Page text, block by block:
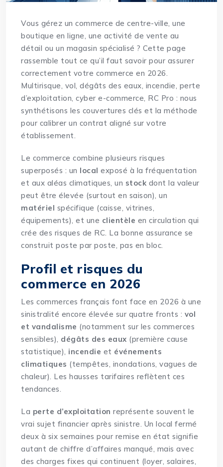
Vous gérez un commerce de centre-ville, une
boutique en ligne, une activité de vente au
détail ou un magasin spécialisé ? Cette page
rassemble tout ce qu’il faut savoir pour assurer
correctement votre commerce en 2026.
Multirisque, vol, dégâts des eaux, incendie, perte
d’exploitation, cyber e-commerce, RC Pro : nous
synthétisons les couvertures clés et la méthode
pour calibrer un contrat aligné sur votre
établissement.
Le commerce combine plusieurs risques
superposés : un local exposé à la fréquentation
et aux aléas climatiques, un stock dont la valeur
peut être élevée (surtout en saison), un
matériel spécifique (caisse, vitrines,
équipements), et une clientèle en circulation qui
crée des risques de RC. La bonne assurance se
construit poste par poste, pas en bloc.
Profil et risques du
commerce en 2026
Les commerces français font face en 2026 à une
sinistralité encore élevée sur quatre fronts : vol
et vandalisme (notamment sur les commerces
sensibles), dégâts des eaux (première cause
statistique), incendie et événements
climatiques (tempêtes, inondations, vagues de
chaleur). Les hausses tarifaires reflètent ces
tendances.
La perte d’exploitation représente souvent le
vrai sujet financier après sinistre. Un local fermé
deux à six semaines pour remise en état signifie
autant de chiffre d’affaires manqué, mais avec
des charges fixes qui continuent (loyer, salaires,